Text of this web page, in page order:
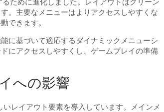
ために進化しました。レイアウトはクリーン
。主要なメニューはよりアクセスしやすくな
できます。
に基づいて適応するダイナミックメニューシ
にアクセスしやすくし、ゲームプレイの準備
への影響
レイアウト要素を導入しています。メインメ